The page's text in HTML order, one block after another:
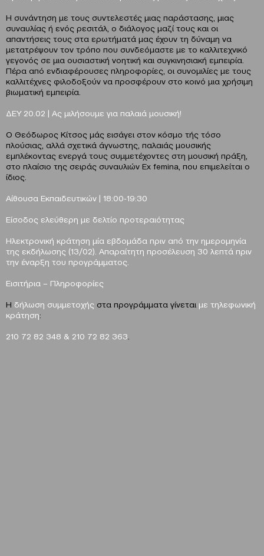
Η συνάντηση με τους συντελεστές μιας παράστασης, μιας
συναυλίας ή ενός ρεσιτάλ, ο διάλογος μαζί τους και οι
απαντήσεις τους στα ερωτήματά μας έχουν τη δύναμη να
μετατρέψουν τον τρόπο που συνδεόμαστε με το καλλιτεχνικό
γεγονός σε μια ουσιαστική νοητική και συγκινησιακή εμπειρία.
Πέρα από ενδιαφέρουσες πληροφορίες, οι συνομιλίες με τους
καλλιτέχνες φιλοδοξούν να προσφέρουν στο κοινό μια χρήσιμη
βιωματική εμπειρία.
ΔΕΥ 20.02 | Ας μιλήσουμε για παλαιά μουσική!
Ο Θεόδωρος Κίτσος μάς εισάγει στον κόσμο τής τόσο
πλούσιας, αλλά σχετικά άγνωστης, παλαιάς μουσικής
εμπλέκοντας ενεργά τους συμμετέχοντες στη μουσική πράξη,
στο πλαίσιο της σειράς συναυλιών Ex femina, που επιμελείται ο
ίδιος.
Αίθουσα Εκπαιδευτικών | 18:00-19:30
Είσοδος ελεύθερη με δελτίο προτεραιότητας
Ηλεκτρονική κράτηση μία εβδομάδα πριν από την ημερομηνία
της εκδήλωσης (13/02). Απαραίτητη προσέλευση 30 λεπτά πριν
την έναρξη του προγράμματος.
Εισιτήρια – Πληροφορίες
Η δήλωση συμμετοχής στα προγράμματα γίνεται με τηλεφωνική
κράτηση:
210 72 82 348 & 210 72 82 363